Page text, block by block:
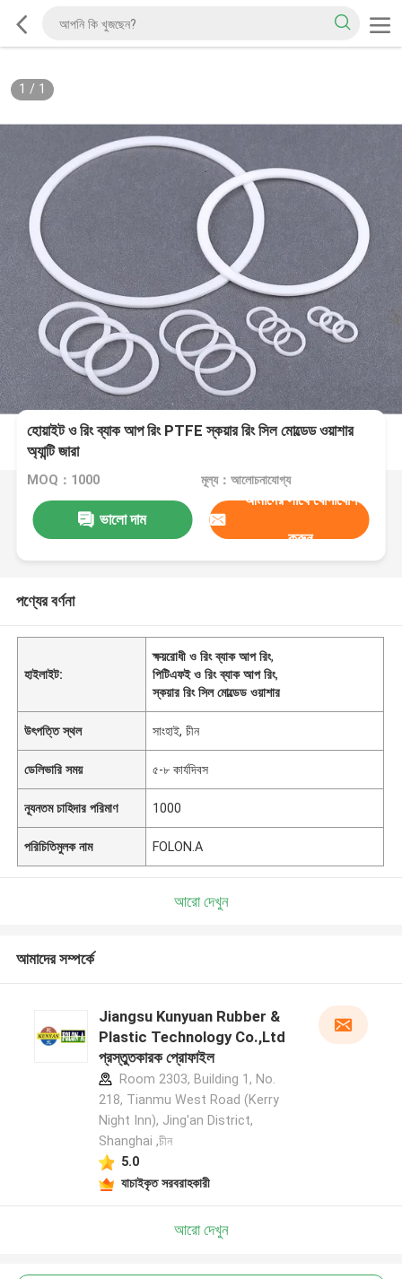
1 / 1
হোয়াইট ও রিং ব্যাক আপ রিং PTFE স্কয়ার রিং সিল মোল্ডেড ওয়াশার
অ্যান্টি জারা
MOQ：1000 মূল্য：আলোচনাযোগ্য
ভালো দাম
আমাদের সাথে যোগাযোগ
করুন
পণ্যের বর্ণনা
হাইলাইট:
ক্ষয়রোধী ও রিং ব্যাক আপ রিং,
পিটিএফই ও রিং ব্যাক আপ রিং,
স্কয়ার রিং সিল মোল্ডেড ওয়াশার
উৎপত্তি স্থল সাংহাই, চীন
ডেলিভারি সময় ৫-৮ কার্যদিবস
ন্যূনতম চাহিদার পরিমাণ 1000
পরিচিতিমুলক নাম FOLON.A
আরো দেখুন
আমাদের সম্পর্কে
Jiangsu Kunyuan Rubber &
Plastic Technology Co.,Ltd
প্রস্তুতকারক প্রোফাইল
Room 2303, Building 1, No.
218, Tianmu West Road (Kerry
Night Inn), Jing'an District,
Shanghai ,চীন
5.0
যাচাইকৃত সরবরাহকারী
আরো দেখুন